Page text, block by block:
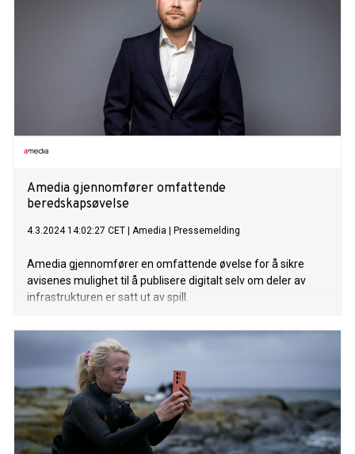
Amedia gjennomfører omfattende
beredskapsøvelse
4.3.2024 14:02:27 CET Amedia Pressemelding
Amedia gjennomfører en omfattende øvelse for å sikre
avisenes mulighet til å publisere digitalt selv om deler av
infrastrukturen er satt ut av spill.